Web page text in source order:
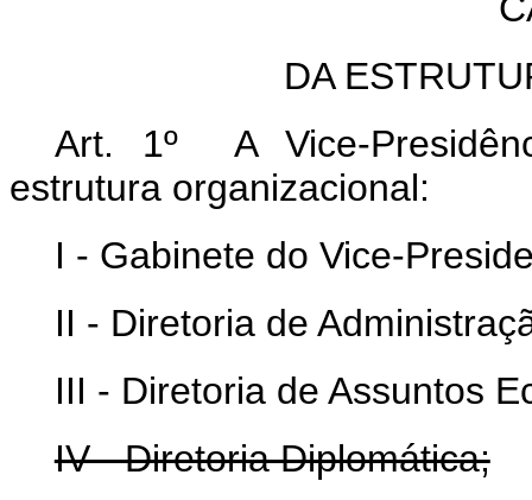
DA
Art. 1º A Vice-
estrutura organizacional:
I - Gabinete do Vice-
II - Diretoria de
III - Diretoria de Assuntos
IV - Diretoria Diplomática;